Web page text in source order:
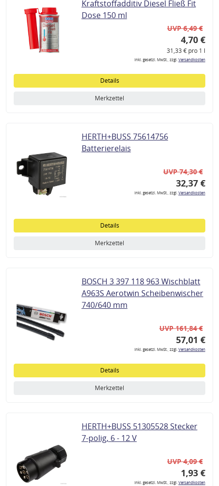
Kraftstoffadditiv Diesel Fließ Fit
Dose 150 ml
UVP 6,49 €
4,70 €
31,33 € pro 1 l
inkl. gesetzl. MwSt., zzgl.Versandkosten
Details
Merkzettel
HERTH+BUSS 75614756
Batterierelais
UVP 74,30 €
32,37 €
inkl. gesetzl. MwSt., zzgl.Versandkosten
Details
Merkzettel
BOSCH 3 397 118 963 Wischblatt
A963S Aerotwin Scheibenwischer
740/640 mm
UVP 161,84 €
57,01 €
inkl. gesetzl. MwSt., zzgl.Versandkosten
Details
Merkzettel
HERTH+BUSS 51305528 Stecker
7-polig, 6 - 12 V
UVP 4,09 €
1,93 €
inkl. gesetzl. MwSt., zzgl.Versandkosten